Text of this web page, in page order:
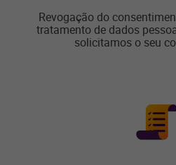
Revogação do
tratamento de dados
solicitamos o seu